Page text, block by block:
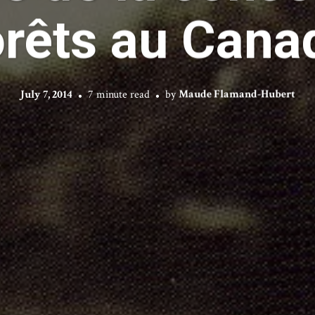
au
July 7, 2014 7 minute read byMaude Flamand-Hubert